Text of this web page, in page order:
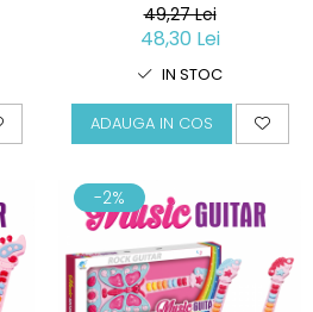
49,27 Lei
48,30 Lei
IN STOC
ADAUGA IN COS
-2%